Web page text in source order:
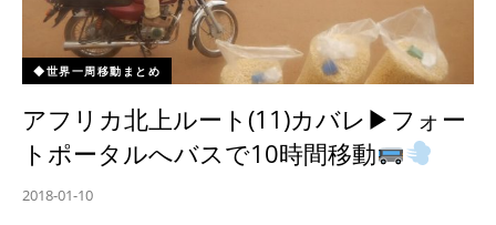
◆世界一周移動まとめ
アフリカ北上ルート(11)カバレ▶︎フォー
トポータルへバスで10時間移動
2018-01-10